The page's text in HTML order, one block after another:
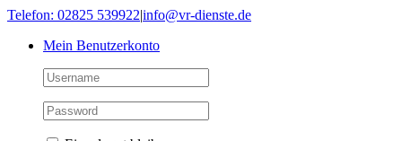
Skip
content
Telefon: 02825 539922|info@vr-dienste.de
Mein Benutzerkonto